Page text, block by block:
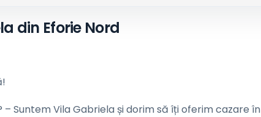
din Eforie Nord
– Suntem Vila Gabriela și dorim să îți oferim cazare în